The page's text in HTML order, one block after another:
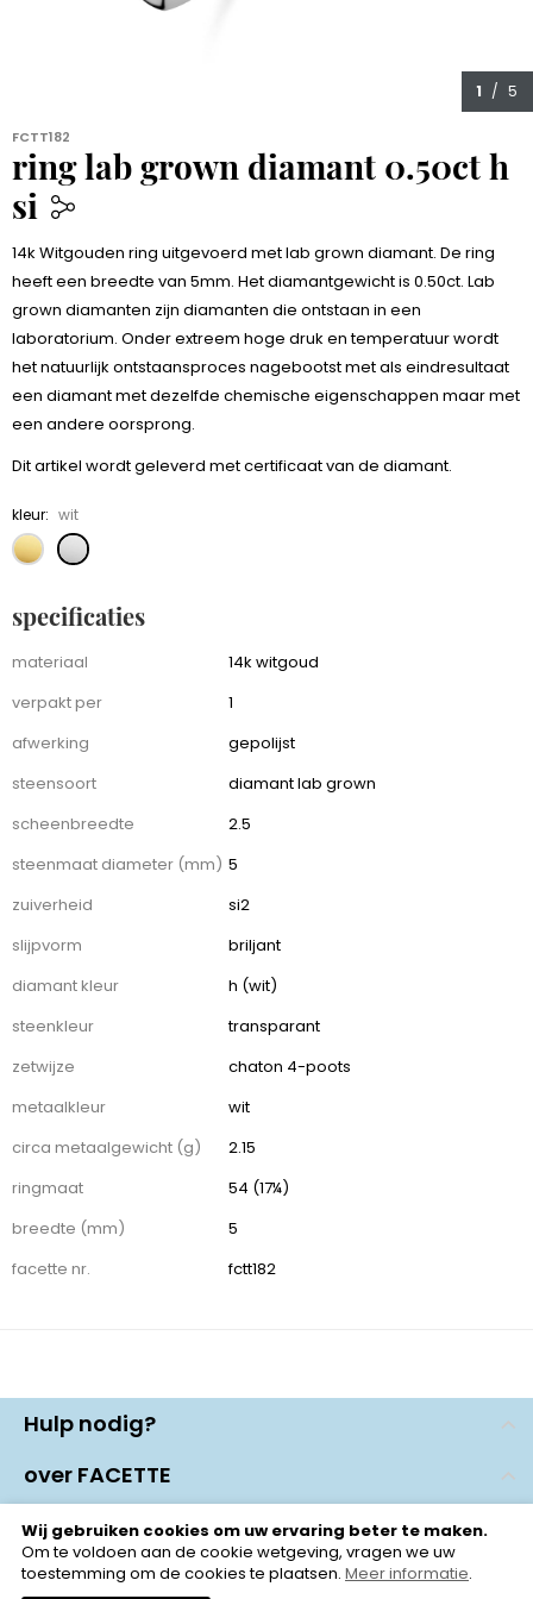
Wij gebruiken cookies om uw ervaring beter te maken.
Om te voldoen aan de cookie wetgeving, vragen we uw
toestemming om de cookies te plaatsen. Meer informatie.
1 / 5
FCTT182
ring lab grown diamant 0.50ct h
si
1.099,00
14k Witgouden ring uitgevoerd met lab grown diamant. De ring
heeft een breedte van 5mm. Het diamantgewicht is 0.50ct. Lab
grown diamanten zijn diamanten die ontstaan in een
laboratorium. Onder extreem hoge druk en temperatuur wordt
het natuurlijk ontstaansproces nagebootst met als eindresultaat
een diamant met dezelfde chemische eigenschappen maar met
een andere oorsprong.
Dit artikel wordt geleverd met certificaat van de diamant.
kleur: wit
specificaties
specificaties
materiaal
14k witgoud
verpakt per
1
afwerking
gepolijst
steensoort
diamant lab grown
scheenbreedte
2.5
steenmaat diameter (mm) 5
zuiverheid
si2
slijpvorm
briljant
diamant kleur
h (wit)
steenkleur
transparant
zetwijze
chaton 4-poots
metaalkleur
wit
circa metaalgewicht (g)
2.15
ringmaat
54 (17¼)
breedte (mm)
5
facette nr.
fctt182
Hulp nodig?
veelgestelde vragen
over FACETTE
over FACETTE
verkooppunten
Socials